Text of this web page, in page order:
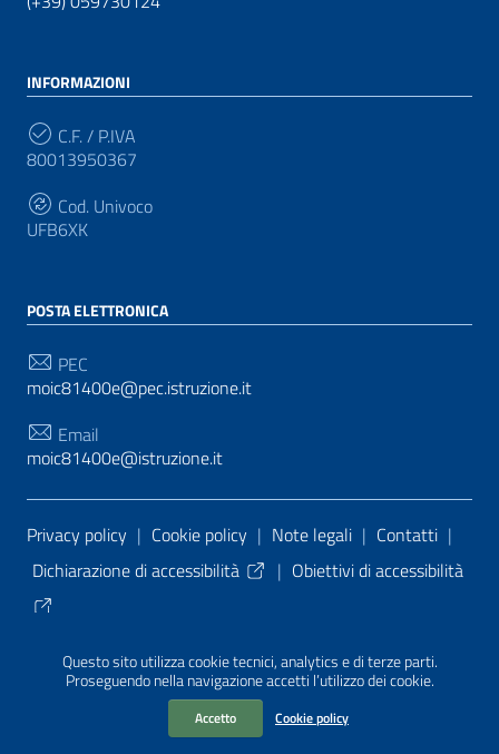
Questo sito utilizza cookie tecnici, analytics e di terze parti.
Proseguendo nella navigazione accetti l’utilizzo dei cookie.
Accetto Cookie policy
INFORMAZIONI
C.F. / P.IVA
80013950367
Cod. Univoco
UFB6XK
POSTA ELETTRONICA
PEC
moic81400e@pec.istruzione.it
Email
moic81400e@istruzione.it
Sezione Link Utili
Privacy policy | Cookie policy | Note legali | Contatti |
Dichiarazione di accessibilità
| Obiettivi di accessibilità
PA di AgID
| Realizzato con WordPress
da